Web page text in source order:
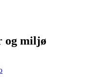
og miljø